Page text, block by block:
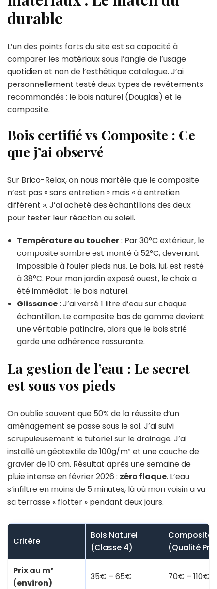
durable
L’un des points forts du site est sa capacité à
comparer les matériaux sous l’angle de l’usage
quotidien et non de l’esthétique catalogue. J’ai
personnellement testé deux types de revêtements
recommandés : le bois naturel (Douglas) et le
composite.
Bois certifié vs Composite : Ce
que j’ai observé
Sur Brico-Relax, on nous martèle que le composite
n’est pas « sans entretien » mais « à entretien
différent ». J’ai acheté des échantillons des deux
pour tester leur réaction au soleil.
Température au toucher: Par 30°C extérieur, le
composite sombre est monté à 52°C, devenant
impossible à fouler pieds nus. Le bois, lui, est resté
à 38°C. Pour mon jardin exposé ouest, le choix a
été immédiat : le bois naturel.
Glissance: J’ai versé 1 litre d’eau sur chaque
échantillon. Le composite bas de gamme devient
une véritable patinoire, alors que le bois strié
garde une adhérence rassurante.
La gestion de l’eau : Le secret
est sous vos pieds
On oublie souvent que 50% de la réussite d’un
aménagement se passe sous le sol. J’ai suivi
scrupuleusement le tutoriel sur le drainage. J’ai
installé un géotextile de 100g/m² et une couche de
gravier de 10 cm. Résultat après une semaine de
pluie intense en février 2026 : zéro flaque. L’eau
s’infiltre en moins de 5 minutes, là où mon voisin a vu
sa terrasse « flotter » pendant deux jours.
Critère
Bois Naturel
(Classe 4)
Composite
(Qualité
Prix au m²
(environ)
35€ – 65€ 70€ – 110€